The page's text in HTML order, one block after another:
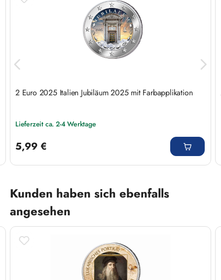
2 Euro 2025 Italien Jubiläum 2025 mit Farbapplikation
Lieferzeit ca. 2-4 Werktage
5,99 €
Produktgalerie überspringen
Kunden haben sich ebenfalls
angesehen